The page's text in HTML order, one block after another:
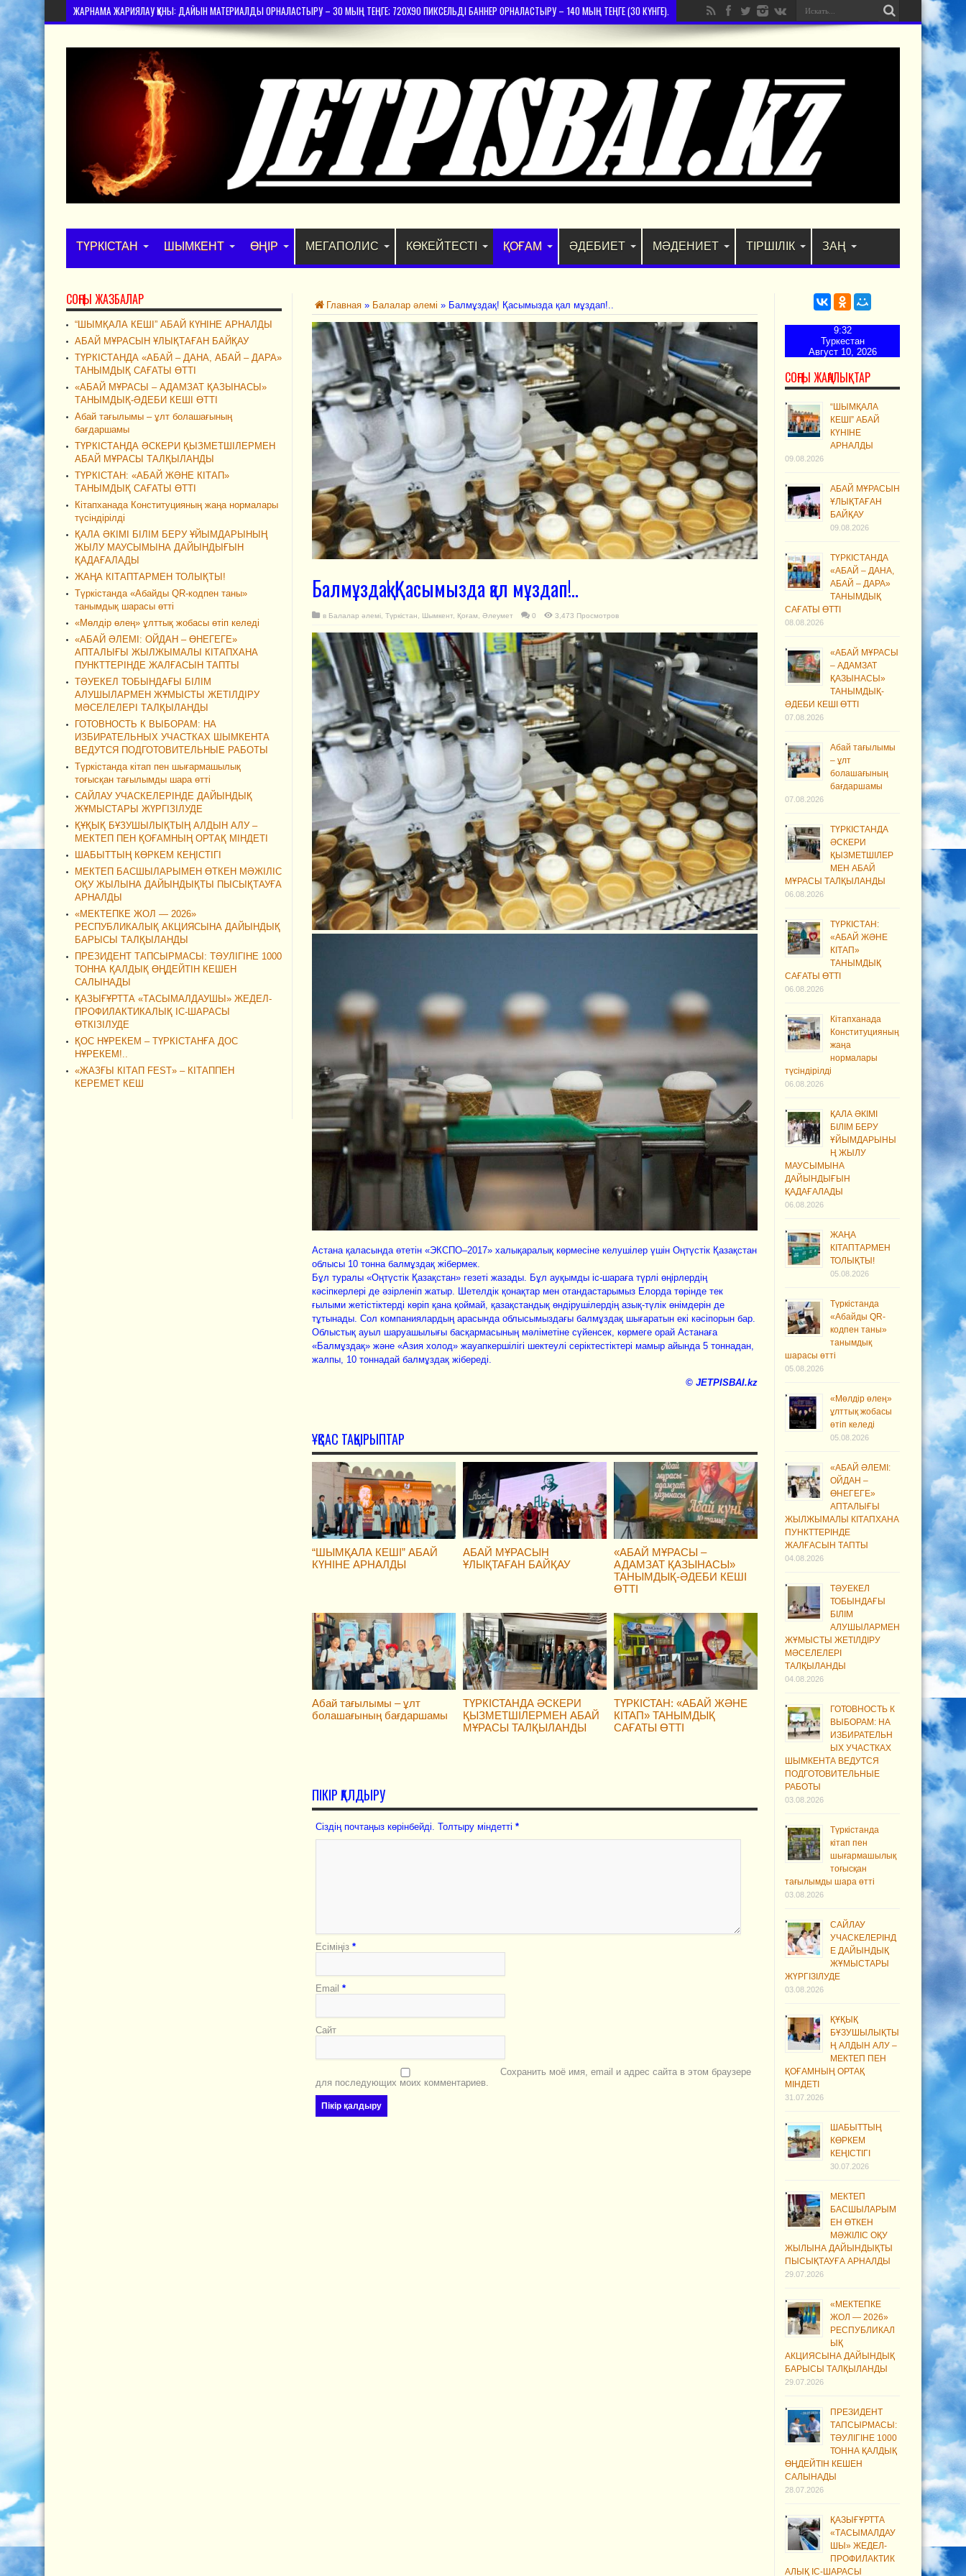
ЖАРНАМА ЖАРИЯЛАУ ҚҰНЫ: ДАЙЫН МАТЕРИАЛДЫ ОРНАЛАСТЫРУ – 30 МЫҢ ТЕҢГЕ; 720Х90 ПИКСЕЛЬДІ БАННЕР ОРНАЛАСТЫРУ – 140 МЫҢ ТЕҢГЕ (30 КҮНГЕ).
ТҮРКІСТАН ШЫМКЕНТ ӨҢІР МЕГАПОЛИС КӨКЕЙТЕСТІ ҚОҒАМ ӘДЕБИЕТ МӘДЕНИЕТ ТІРШІЛІК ЗАҢ
Главная » Балалар әлемі » Балмұздақ! Қасымызда қал мұздап!..
Балмұздақ! Қасымызда қал мұздап!..
в Балалар әлемі Түркістан Шымкент Қоғам Әлеумет 0 3,473 Просмотров
Астана қаласында өтетін «ЭКСПО–2017» халықаралық көрмесiне келушілер үшін Оңтүстік Қазақстан
облысы 10 тонна балмұздақ жібермек.
Бұл туралы «Оңтүстік Қазақстан» гезеті жазады. Бұл ауқымды iс-шараға түрлi өңiрлердiң
кәсiпкерлерi де әзiрленiп жатыр. Шетелдiк қонақтар мен отандастарымыз Елорда төрiнде тек
ғылыми жетiстiктердi көрiп қана қоймай, қазақстандық өндiрушiлердiң азық-түлiк өнiмдерiн де
тұтынады. Сол компаниялардың арасында облысымыздағы балмұздақ шығаратын екi кәсiпорын бар.
Облыстық ауыл шаруашылығы басқармасының мәлiметiне сүйенсек, көрмеге орай Астанаға
«Балмұздақ» және «Азия холод» жауапкершiлiгi шектеулi серiктестiктерi мамыр айында 5 тоннадан,
жалпы, 10 тоннадай балмұздақ жiбередi.
© JETPISBAI.kz
ҰҚСАС ТАҚЫРЫПТАР
“ШЫМҚАЛА КЕШІ” АБАЙ
КҮНІНЕ АРНАЛДЫ
АБАЙ МҰРАСЫН
ҰЛЫҚТАҒАН БАЙҚАУ
«АБАЙ МҰРАСЫ –
АДАМЗАТ ҚАЗЫНАСЫ»
ТАНЫМДЫҚ-ӘДЕБИ КЕШІ
ӨТТІ
Абай тағылымы – ұлт
болашағының бағдаршамы
ТҮРКІСТАНДА ӘСКЕРИ
ҚЫЗМЕТШІЛЕРМЕН АБАЙ
МҰРАСЫ ТАЛҚЫЛАНДЫ
ТҮРКІСТАН: «АБАЙ ЖӘНЕ
КІТАП» ТАНЫМДЫҚ
САҒАТЫ ӨТТІ
ПІКІР ҚАЛДЫРУ
Сіздің почтаңыз көрінбейді. Толтыру міндетті *
Есіміңіз *
Email *
Сайт
Сохранить моё имя, email и адрес сайта в этом браузере
для последующих моих комментариев.
9:32
Туркестан
Август 10, 2026
СОҢҒЫ ЖАҢАЛЫҚТАР
“ШЫМҚАЛА
КЕШІ” АБАЙ
КҮНІНЕ
АРНАЛДЫ
09.08.2026
АБАЙ МҰРАСЫН
ҰЛЫҚТАҒАН
БАЙҚАУ
09.08.2026
ТҮРКІСТАНДА
«АБАЙ – ДАНА,
АБАЙ – ДАРА»
ТАНЫМДЫҚ
САҒАТЫ ӨТТІ
08.08.2026
«АБАЙ МҰРАСЫ
– АДАМЗАТ
ҚАЗЫНАСЫ»
ТАНЫМДЫҚ-
ӘДЕБИ КЕШІ ӨТТІ
07.08.2026
Абай тағылымы
– ұлт
болашағының
бағдаршамы
07.08.2026
ТҮРКІСТАНДА
ӘСКЕРИ
ҚЫЗМЕТШІЛЕР
МЕН АБАЙ
МҰРАСЫ ТАЛҚЫЛАНДЫ
06.08.2026
ТҮРКІСТАН:
«АБАЙ ЖӘНЕ
КІТАП»
ТАНЫМДЫҚ
САҒАТЫ ӨТТІ
06.08.2026
Кітапханада
Конституцияның
жаңа
нормалары
түсіндірілді
06.08.2026
ҚАЛА ӘКІМІ
БІЛІМ БЕРУ
ҰЙЫМДАРЫНЫ
Ң ЖЫЛУ
МАУСЫМЫНА
ДАЙЫНДЫҒЫН
ҚАДАҒАЛАДЫ
06.08.2026
ЖАҢА
КІТАПТАРМЕН
ТОЛЫҚТЫ!
05.08.2026
Түркістанда
«Абайды QR-
кодпен таны»
танымдық
шарасы өтті
05.08.2026
«Мөлдір өлең»
ұлттық жобасы
өтіп келеді
05.08.2026
«АБАЙ ӘЛЕМІ:
ОЙДАН –
ӨНЕГЕГЕ»
АПТАЛЫҒЫ
ЖЫЛЖЫМАЛЫ КІТАПХАНА
ПУНКТТЕРІНДЕ
ЖАЛҒАСЫН ТАПТЫ
04.08.2026
ТӘУЕКЕЛ
ТОБЫНДАҒЫ
БІЛІМ
АЛУШЫЛАРМЕН
ЖҰМЫСТЫ ЖЕТІЛДІРУ
МӘСЕЛЕЛЕРІ
ТАЛҚЫЛАНДЫ
04.08.2026
ГОТОВНОСТЬ К
ВЫБОРАМ: НА
ИЗБИРАТЕЛЬН
ЫХ УЧАСТКАХ
ШЫМКЕНТА ВЕДУТСЯ
ПОДГОТОВИТЕЛЬНЫЕ
РАБОТЫ
03.08.2026
Түркістанда
кітап пен
шығармашылық
тоғысқан
тағылымды шара өтті
03.08.2026
САЙЛАУ
УЧАСКЕЛЕРІНД
Е ДАЙЫНДЫҚ
ЖҰМЫСТАРЫ
ЖҮРГІЗІЛУДЕ
03.08.2026
ҚҰҚЫҚ
БҰЗУШЫЛЫҚТЫ
Ң АЛДЫН АЛУ –
МЕКТЕП ПЕН
ҚОҒАМНЫҢ ОРТАҚ
МІНДЕТІ
31.07.2026
ШАБЫТТЫҢ
КӨРКЕМ
КЕҢІСТІГІ
30.07.2026
МЕКТЕП
БАСШЫЛАРЫМ
ЕН ӨТКЕН
МӘЖІЛІС ОҚУ
ЖЫЛЫНА ДАЙЫНДЫҚТЫ
ПЫСЫҚТАУҒА АРНАЛДЫ
29.07.2026
«МЕКТЕПКЕ
ЖОЛ — 2026»
РЕСПУБЛИКАЛ
ЫҚ
АКЦИЯСЫНА ДАЙЫНДЫҚ
БАРЫСЫ ТАЛҚЫЛАНДЫ
29.07.2026
ПРЕЗИДЕНТ
ТАПСЫРМАСЫ:
ТӘУЛІГІНЕ 1000
ТОННА ҚАЛДЫҚ
ӨҢДЕЙТІН КЕШЕН
САЛЫНАДЫ
28.07.2026
ҚАЗЫҒҰРТТА
«ТАСЫМАЛДАУ
ШЫ» ЖЕДЕЛ-
ПРОФИЛАКТИК
АЛЫҚ ІС-ШАРАСЫ
СОҢҒЫ ЖАЗБАЛАР
“ШЫМҚАЛА КЕШІ” АБАЙ КҮНІНЕ АРНАЛДЫ
АБАЙ МҰРАСЫН ҰЛЫҚТАҒАН БАЙҚАУ
ТҮРКІСТАНДА «АБАЙ – ДАНА, АБАЙ – ДАРА»
ТАНЫМДЫҚ САҒАТЫ ӨТТІ
«АБАЙ МҰРАСЫ – АДАМЗАТ ҚАЗЫНАСЫ»
ТАНЫМДЫҚ-ӘДЕБИ КЕШІ ӨТТІ
Абай тағылымы – ұлт болашағының
бағдаршамы
ТҮРКІСТАНДА ӘСКЕРИ ҚЫЗМЕТШІЛЕРМЕН
АБАЙ МҰРАСЫ ТАЛҚЫЛАНДЫ
ТҮРКІСТАН: «АБАЙ ЖӘНЕ КІТАП»
ТАНЫМДЫҚ САҒАТЫ ӨТТІ
Кітапханада Конституцияның жаңа нормалары
түсіндірілді
ҚАЛА ӘКІМІ БІЛІМ БЕРУ ҰЙЫМДАРЫНЫҢ
ЖЫЛУ МАУСЫМЫНА ДАЙЫНДЫҒЫН
ҚАДАҒАЛАДЫ
ЖАҢА КІТАПТАРМЕН ТОЛЫҚТЫ!
Түркістанда «Абайды QR-кодпен таны»
танымдық шарасы өтті
«Мөлдір өлең» ұлттық жобасы өтіп келеді
«АБАЙ ӘЛЕМІ: ОЙДАН – ӨНЕГЕГЕ»
АПТАЛЫҒЫ ЖЫЛЖЫМАЛЫ КІТАПХАНА
ПУНКТТЕРІНДЕ ЖАЛҒАСЫН ТАПТЫ
ТӘУЕКЕЛ ТОБЫНДАҒЫ БІЛІМ
АЛУШЫЛАРМЕН ЖҰМЫСТЫ ЖЕТІЛДІРУ
МӘСЕЛЕЛЕРІ ТАЛҚЫЛАНДЫ
ГОТОВНОСТЬ К ВЫБОРАМ: НА
ИЗБИРАТЕЛЬНЫХ УЧАСТКАХ ШЫМКЕНТА
ВЕДУТСЯ ПОДГОТОВИТЕЛЬНЫЕ РАБОТЫ
Түркістанда кітап пен шығармашылық
тоғысқан тағылымды шара өтті
САЙЛАУ УЧАСКЕЛЕРІНДЕ ДАЙЫНДЫҚ
ЖҰМЫСТАРЫ ЖҮРГІЗІЛУДЕ
ҚҰҚЫҚ БҰЗУШЫЛЫҚТЫҢ АЛДЫН АЛУ –
МЕКТЕП ПЕН ҚОҒАМНЫҢ ОРТАҚ МІНДЕТІ
ШАБЫТТЫҢ КӨРКЕМ КЕҢІСТІГІ
МЕКТЕП БАСШЫЛАРЫМЕН ӨТКЕН МӘЖІЛІС
ОҚУ ЖЫЛЫНА ДАЙЫНДЫҚТЫ ПЫСЫҚТАУҒА
АРНАЛДЫ
«МЕКТЕПКЕ ЖОЛ — 2026»
РЕСПУБЛИКАЛЫҚ АКЦИЯСЫНА ДАЙЫНДЫҚ
БАРЫСЫ ТАЛҚЫЛАНДЫ
ПРЕЗИДЕНТ ТАПСЫРМАСЫ: ТӘУЛІГІНЕ 1000
ТОННА ҚАЛДЫҚ ӨҢДЕЙТІН КЕШЕН
САЛЫНАДЫ
ҚАЗЫҒҰРТТА «ТАСЫМАЛДАУШЫ» ЖЕДЕЛ-
ПРОФИЛАКТИКАЛЫҚ ІС-ШАРАСЫ
ӨТКІЗІЛУДЕ
ҚОС НҰРЕКЕМ – ТҮРКІСТАНҒА ДОС
НҰРЕКЕМ!..
«ЖАЗҒЫ КІТАП FEST» – КІТАППЕН
КЕРЕМЕТ КЕШ